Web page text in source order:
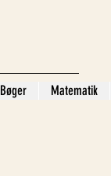
Bøger Matematik